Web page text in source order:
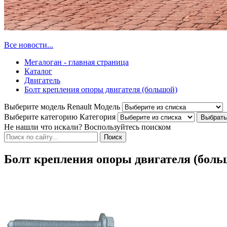
Все новости...
Мегалоган - главная страница
Каталог
Двигатель
Болт крепления опоры двигателя (большой)
Выберите модель Renault Модель
Выберите категорию Категория
Не нашли что искали? Воспользуйтесь поиском
Болт крепления опоры двигателя